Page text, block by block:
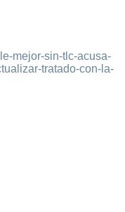
mejor-sin-tlc-acusa-
tratado-con-la-